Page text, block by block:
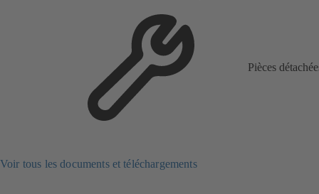
Pièces
Voir tous les documents et téléchargements